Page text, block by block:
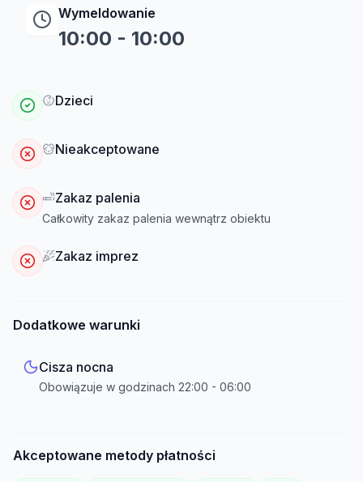
Wymeldowanie
10:00 - 10:00
Dzieci
Nieakceptowane
Zakaz palenia
Całkowity zakaz palenia wewnątrz obiektu
Zakaz imprez
Dodatkowe warunki
Cisza nocna
Obowiązuje w godzinach 22:00 - 06:00
Akceptowane metody płatności